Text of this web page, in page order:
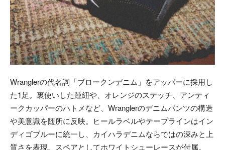
Wranglerの代名詞「ブロークンデニム」をアッパーに採用し
た1足。裏使いした踵紐や、オレンジのステッチ、アンティ
ークカッパーのハトメなど、Wranglerのデニムパンツの構造
や美意識を随所に反映。ヒールラベルやテープラインはイン
ディゴブルーに統一し、カイハラデニムならではの深みと上
質さを表現。スペアとしてホワイトシューレースが付属。